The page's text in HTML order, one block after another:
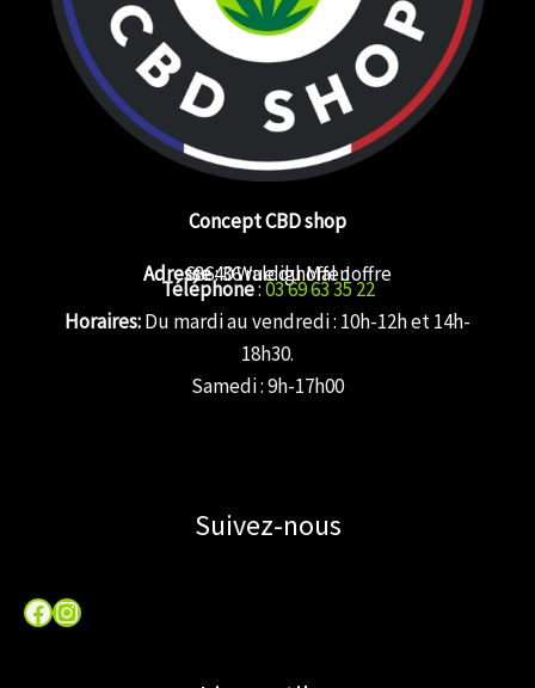
Concept CBD shop
Adresse: 36 rue du Mal Joffre
68640 Waldighoffen
Téléphone:03 69 63 35 22
Horaires:Du mardi au vendredi : 10h-12h et 14h-
18h30.
Samedi : 9h-17h00
Suivez-nous
Facebook
Instagram